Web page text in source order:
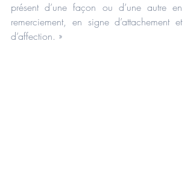
présent d’une façon ou d’une autre en
remerciement, en signe d’attachement et
d’affection. »